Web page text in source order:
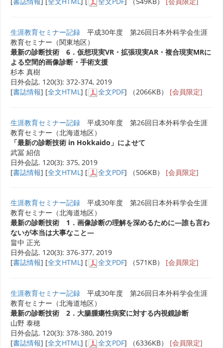
生涯教育セミナー記録 平成30年度 第26回日本外科学会生涯
教育セミナー（関東地区）
最新の診断技術 6．仮想現実VR・拡張現実AR・複合現実MRに
よる空間的画像診断・手術支援
杉本 真樹
日外会誌. 120(3): 372-374, 2019
[書誌情報] [全文HTML ] [ 全文PDF] （2066KB） [会員限定]
生涯教育セミナー記録 平成30年度 第26回日本外科学会生涯
教育セミナー（北海道地区）
「最新の診断技術 in Hokkaido」によせて
武冨 紹信
日外会誌. 120(3): 375, 2019
[書誌情報] [全文HTML ] [ 全文PDF] （506KB） [会員限定]
生涯教育セミナー記録 平成30年度 第26回日本外科学会生涯
教育セミナー（北海道地区）
最新の診断技術 1．画像診断の理解を深めるために―誰も言わ
ないが本当は大事なこと―
畠中 正光
日外会誌. 120(3): 376-377, 2019
[書誌情報] [全文HTML] [ 全文PDF] （571KB） [会員限定]
生涯教育セミナー記録 平成30年度 第26回日本外科学会生涯
教育セミナー（北海道地区）
最新の診断技術 2．大腸腫瘍性病変に対する内視鏡診断
山野 泰穂
日外会誌. 120(3): 378-380, 2019
[書誌情報] [全文HTML] [ 全文PDF] （6336KB） [会員限定]